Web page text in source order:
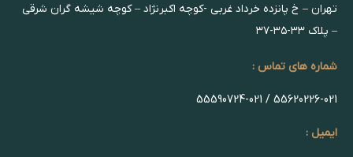
تهران – خ پانزده خرداد غربی -کوچه اکبرنژاد – کوچه شیشه گران شرقی
– پلاک ۳۳-۳۵-۳۷
شماره های تماس :
55620226-021 / 55590724-021
ایمیل :